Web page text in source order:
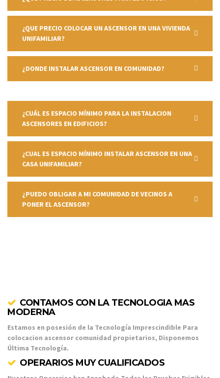
¿QUE PRECIO COLOCAR UN ASCENSOR EN UNA VIVIENDA
UNIFAMILIAR?
¿DONDE INSTALAR ASCENSOR EN COMUNIDAD?
¿CUÁL ES ESPACIO MÍNIMO PARA LA INSTALACION
ASCENSORES EN EDIFICIOS?
¿CUAL ES ESPACIO MÍNIMO INSTALAR ASCENSOR EN UNA
CASA UNIFAMILIAR?
¿PUEDO OBLIGAR A MI COMUNIDAD DE VECINOS A
PONER EL ASCENSOR?
CONTAMOS CON LA TECNOLOGIA MAS
MODERNA
Estamos en posesión de la Tecnología Imprescindible Para
colocacion ascensor comunidad propietarios, Disponemos
Última Tecnología.
OPERARIOS MUY CUALIFICADOS